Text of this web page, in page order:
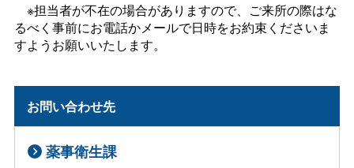
※担当者が不在の場合がありますので、ご来所の際はな
るべく事前にお電話かメールで日時をお約束くださいま
すようお願いいたします。
お問い合わせ先
薬事衛生課